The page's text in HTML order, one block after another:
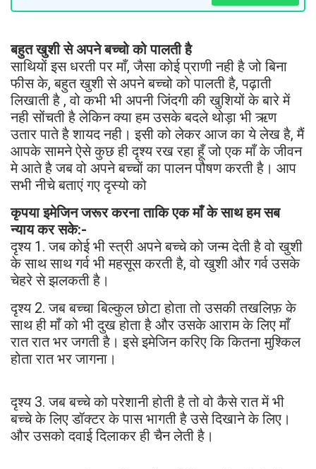
बहुत खुशी से अपने बच्चो को पालती है
साथियों इस धरती पर माँ, जैसा कोई प्राणी नही है जो बिना
फीस के, बहुत खुशी से अपने बच्चो को पालती है, पढ़ाती
लिखाती है , वो कभी भी अपनी जिंदगी की खुशियों के बारे में
नही सोंचती है लेकिन क्या हम उसके बदले थोड़ा भी ऋण
उतार पाते है शायद नही। इसी को लेकर आज का ये लेख है, मैं
आपके सामने ऐसे कुछ ही दृश्य रख रहा हूँ जो एक माँ के जीवन
मे आते है जब वो अपने बच्चों का पालन पौषण करती है। आप
सभी नीचे बताएं गए दृस्यो को
कृपया इमेजिन जरूर करना ताकि एक माँ के साथ हम सब
न्याय कर सके:-
दृश्य 1. जब कोई भी स्त्री अपने बच्चे को जन्म देती है वो खुशी
के साथ साथ गर्व भी महसूस करती है, वो खुशी और गर्व उसके
चेहरे से झलकती है।
दृश्य 2. जब बच्चा बिल्कुल छोटा होता तो उसकी तखलिफ़ के
साथ ही माँ को भी दुख होता है और उसके आराम के लिए माँ
रात रात भर जगती है। इसे इमेजिन करिए कि कितना मुश्किल
होता रात भर जागना।
दृश्य 3. जब बच्चे को परेशानी होती है तो वो कैसे रात में भी
बच्चे के लिए डॉक्टर के पास भागती है उसे दिखाने के लिए।
और उसको दवाई दिलाकर ही चैन लेती है।